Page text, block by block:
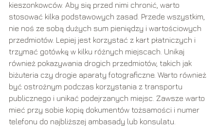
kieszonkowców. Aby się przed nimi chronić, warto
stosować kilka podstawowych zasad. Przede wszystkim,
nie noś ze sobą dużych sum pieniędzy i wartościowych
przedmiotów. Lepiej jest korzystać z kart płatniczych i
trzymać gotówkę w kilku różnych miejscach. Unikaj
również pokazywania drogich przedmiotów, takich jak
biżuteria czy drogie aparaty fotograficzne. Warto również
być ostrożnym podczas korzystania z transportu
publicznego i unikać podejrzanych miejsc. Zawsze warto
mieć przy sobie kopię dokumentów tożsamości i numer
telefonu do najbliższej ambasady lub konsulatu.